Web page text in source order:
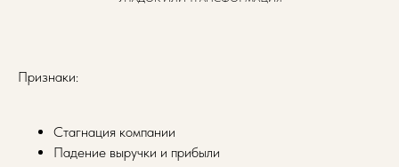
Признаки:
Стагнация компании
Падение выручки и прибыли